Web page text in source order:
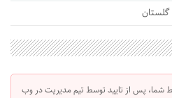
شما، پس از تایید توسط تیم مدیریت در وب